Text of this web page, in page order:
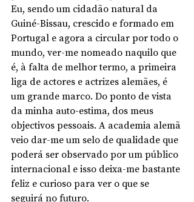
Eu, sendo um cidadão natural da
Guiné-Bissau, crescido e formado em
Portugal e agora a circular por todo o
mundo, ver-me nomeado naquilo que
é, à falta de melhor termo, a primeira
liga de actores e actrizes alemães, é
um grande marco. Do ponto de vista
da minha auto-estima, dos meus
objectivos pessoais. A academia alemã
veio dar-me um selo de qualidade que
poderá ser observado por um público
internacional e isso deixa-me bastante
feliz e curioso para ver o que se
seguirá no futuro.